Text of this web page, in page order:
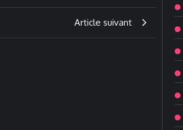
Article suivant